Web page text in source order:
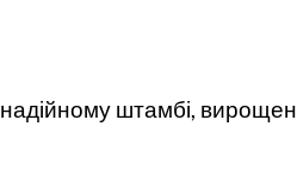
штамбі, вирощені